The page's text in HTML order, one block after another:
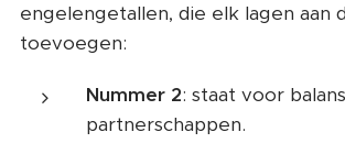
engelengetallen, die elk lagen aan
toevoegen:
Nummer 2: staat voor
partnerschappen.